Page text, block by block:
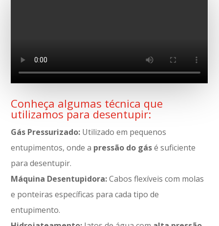
Conheça algumas técnica que
utilizamos para desentupir:
Gás Pressurizado: Utilizado em pequenos
entupimentos, onde a pressão do gásé suficiente
para desentupir.
Máquina Desentupidora:Cabos flexíveis com molas
e ponteiras específicas para cada tipo de
entupimento.